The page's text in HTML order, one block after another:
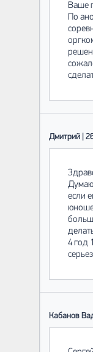
Ваше
По
Дмитрий |
Думаю
если
4 год
Кабанов